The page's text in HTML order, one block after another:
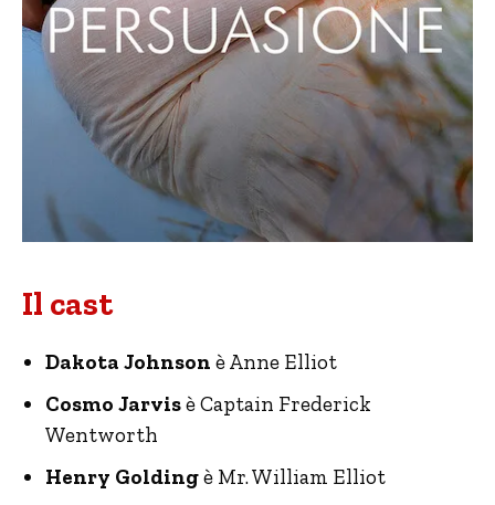
Il cast
Dakota Johnson è Anne Elliot
Cosmo Jarvisè Captain Frederick
Wentworth
Henry Goldingè Mr. William Elliot